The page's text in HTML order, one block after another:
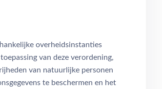
overheidsinstanties
van deze verordening,
van natuurlijke personen
te beschermen en het